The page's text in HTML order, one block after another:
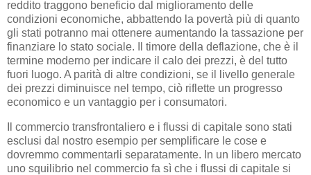
reddito traggono beneficio dal miglioramento delle
condizioni economiche, abbattendo la povertà più di quanto
gli stati potranno mai ottenere aumentando la tassazione per
finanziare lo stato sociale. Il timore della deflazione, che è il
termine moderno per indicare il calo dei prezzi, è del tutto
fuori luogo. A parità di altre condizioni, se il livello generale
dei prezzi diminuisce nel tempo, ciò riflette un progresso
economico e un vantaggio per i consumatori.
Il commercio transfrontaliero e i flussi di capitale sono stati
esclusi dal nostro esempio per semplificare le cose e
dovremmo commentarli separatamente. In un libero mercato
uno squilibrio nel commercio fa sì che i flussi di capitale si